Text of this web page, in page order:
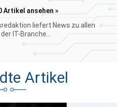
Artikel ansehen »
liefert News zu allen
IT-Branche...
Artikel